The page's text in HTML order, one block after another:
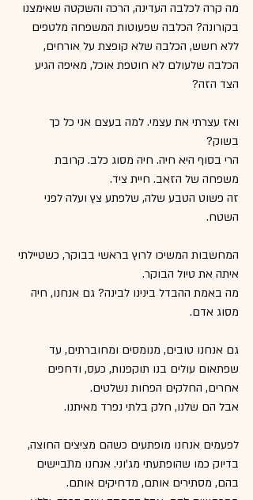
מה קרה לכלבה העדינה, הרכה והשקטה שאימצנו
בקורונה? הכלבה שפעוטות המשפחה מלטפים
ללא חשש, הכלבה שלא קופצת על אורחים,
הכלבה שלעולם לא חוטפת אוכל, מאיפה הגיע
הצד הזה?
ואז עצרתי את עצמי. למה בעצם אני כל כך
בשוק?
הרי בסוף היא חיה. חיה מסוג כלב. קרובת
משפחה של הזאב. חיית ציד.
זה פשוט הטבע שלה, שלפתע צץ ועלה לפני
השטח.
המחשבות המשיכו לרוץ בראשי בבוקר, כשטיילתי
איתה את טיול הבוקר.
מה באמת ההבדל בינינו לבינה? גם אנחנו, חיה
מסוג אדם.
גם אנחנו טובים, מנומסים ומחוברתים, עד
שפתאום עולים בנו תוקפנות, כעס, ודחפים
אחרים, החלקים הפחות נשלטים.
אבל הם שלנו, חלק בלתי נפרד מאיתנו.
לפעמים אנחנו מופתעים כשהם מציצים החוצה,
בדיוק כמו שהופתעתי מג'וני. אנחנו מתביישים
בהם, מסתירים אותם, מדחיקים אותם.